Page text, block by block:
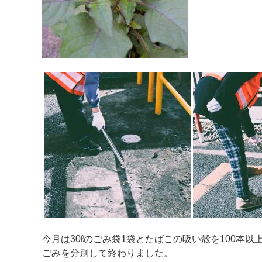
今月は30ℓのごみ袋1袋とたばこの吸い殻を100本以
ごみを分別して終わりました。